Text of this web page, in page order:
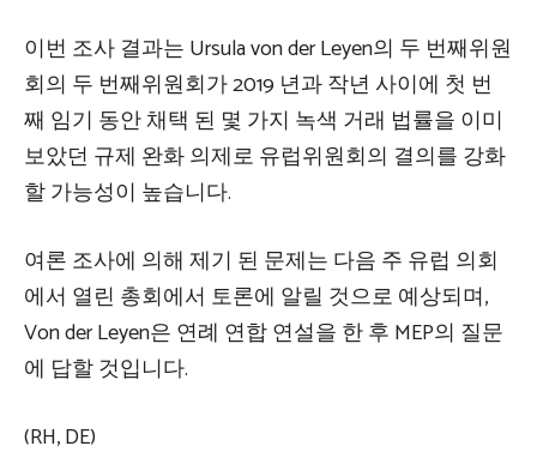
이번 조사 결과는 Ursula von der Leyen의 두 번째위원
회의 두 번째위원회가 2019 년과 작년 사이에 첫 번
째 임기 동안 채택 된 몇 가지 녹색 거래 법률을 이미
보았던 규제 완화 의제로 유럽위원회의 결의를 강화
할 가능성이 높습니다.
여론 조사에 의해 제기 된 문제는 다음 주 유럽 의회
에서 열린 총회에서 토론에 알릴 것으로 예상되며,
Von der Leyen은 연례 연합 연설을 한 후 MEP의 질문
에 답할 것입니다.
(RH, DE)